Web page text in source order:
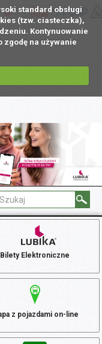
standard obsługi
(tzw. ciasteczka),
Kontynuowanie
na używanie
PL
Bilety Elektroniczne
z pojazdami on-line